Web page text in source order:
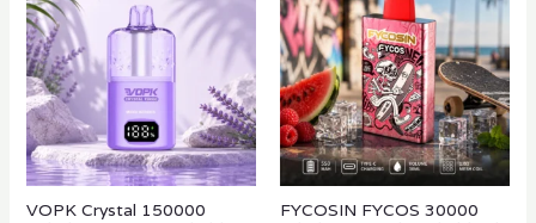
VOPK Crystal 150000
FYCOSIN FYCOS 30000